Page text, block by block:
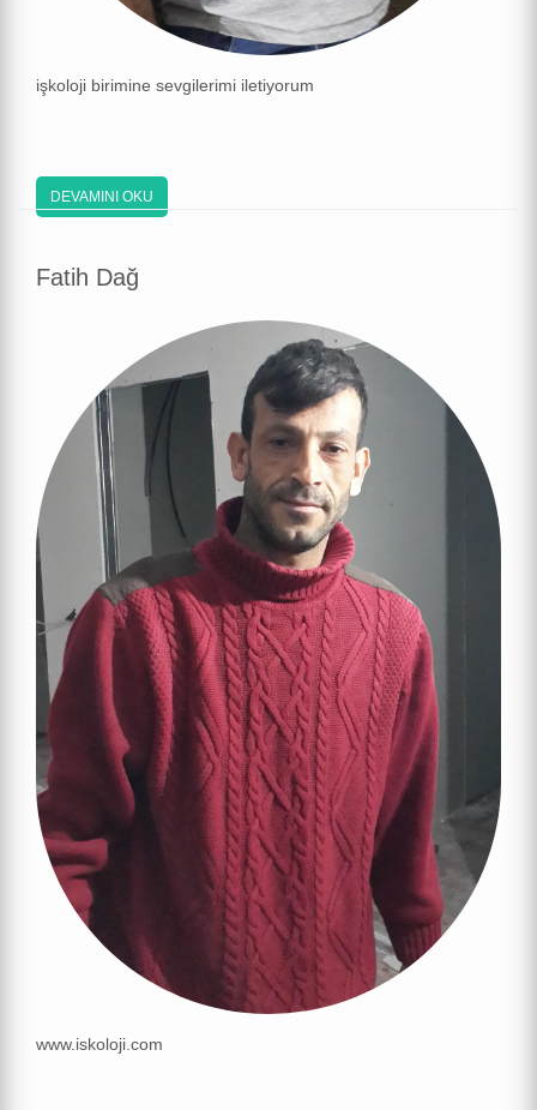
işkoloji birimine sevgilerimi iletiyorum
DEVAMINI OKU
Fatih Dağ
www.iskoloji.com